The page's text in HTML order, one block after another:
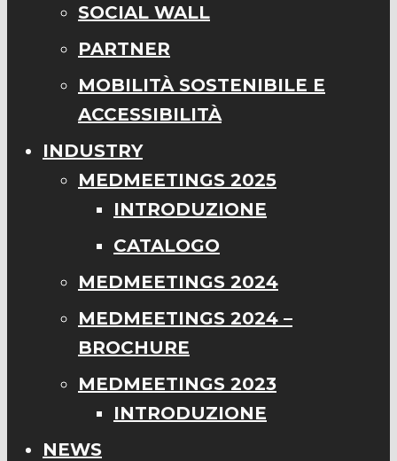
SOCIAL WALL
PARTNER
MOBILITÀ SOSTENIBILE E
ACCESSIBILITÀ
INDUSTRY
MEDMEETINGS 2025
INTRODUZIONE
CATALOGO
MEDMEETINGS 2024
MEDMEETINGS 2024 –
BROCHURE
MEDMEETINGS 2023
INTRODUZIONE
NEWS